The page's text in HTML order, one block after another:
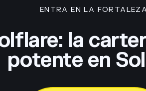
ENTRA EN LA FORTALEZA
la
potente en